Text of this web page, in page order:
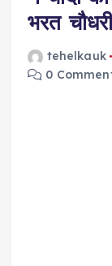
भरत
tehelkauk
0